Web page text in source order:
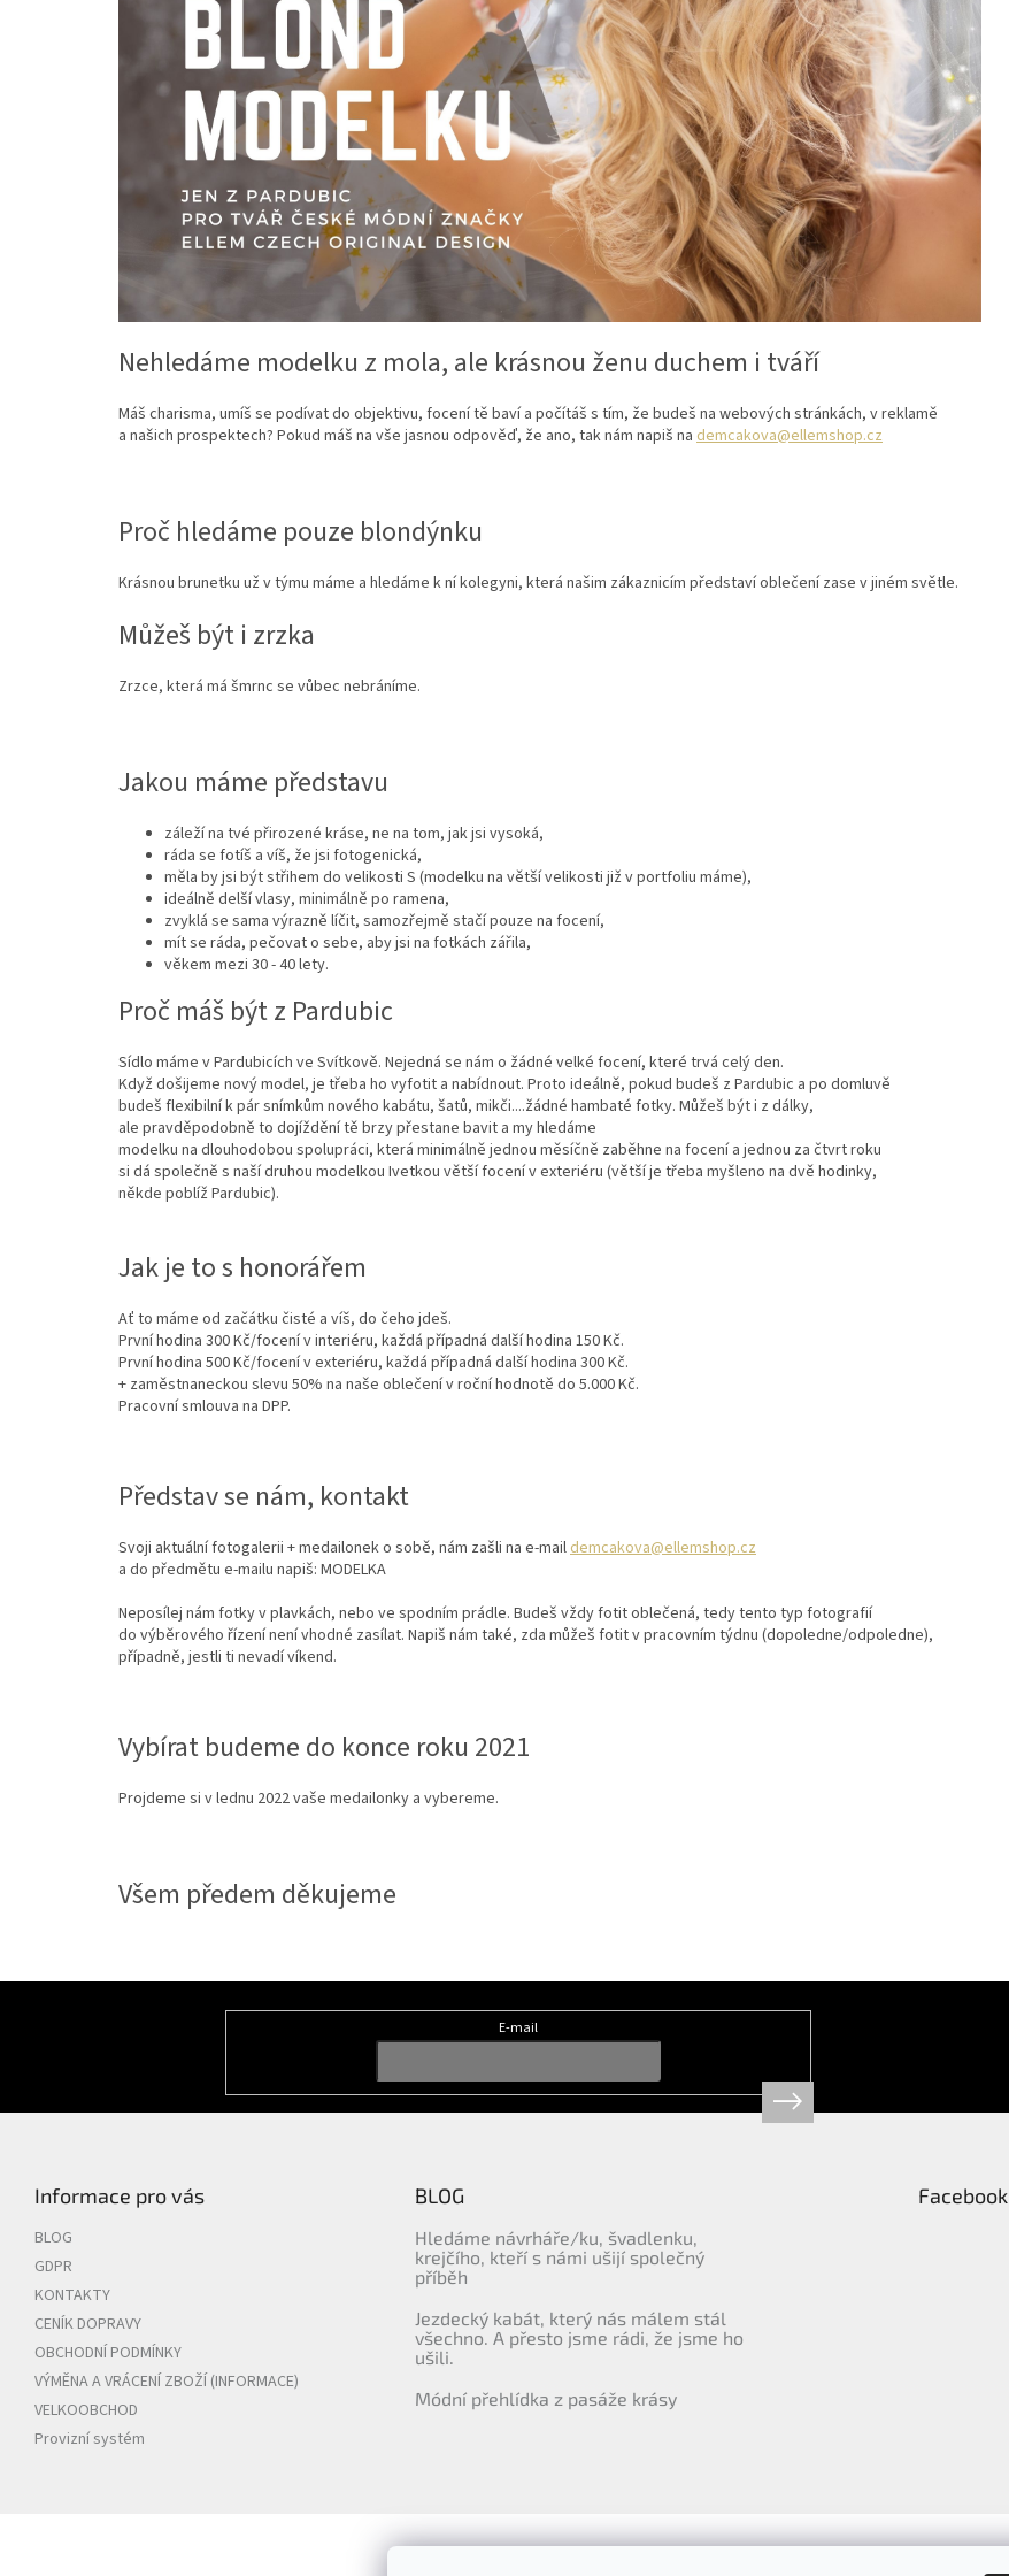
Nehledáme modelku z mola, ale krásnou ženu duchem i tváří
Máš charisma, umíš se podívat do objektivu, focení tě baví a počítáš s tím, že budeš na webových stránkách, v reklamě
a našich prospektech? Pokud máš na vše jasnou odpověď, že ano, tak nám napiš na demcakova@ellemshop.cz
Proč hledáme pouze blondýnku
Krásnou brunetku už v týmu máme a hledáme k ní kolegyni, která našim zákaznicím představí oblečení zase v jiném světle.
Můžeš být i zrzka
Zrzce, která má šmrnc se vůbec nebráníme.
Jakou máme představu
záleží na tvé přirozené kráse, ne na tom, jak jsi vysoká,
ráda se fotíš a víš, že jsi fotogenická,
měla by jsi být střihem do velikosti S (modelku na větší velikosti již v portfoliu máme),
ideálně delší vlasy, minimálně po ramena,
zvyklá se sama výrazně líčit, samozřejmě stačí pouze na focení,
mít se ráda, pečovat o sebe, aby jsi na fotkách zářila,
věkem mezi 30 - 40 lety.
Proč máš být z Pardubic
Sídlo máme v Pardubicích ve Svítkově. Nejedná se nám o žádné velké focení, které trvá celý den.
Když došijeme nový model, je třeba ho vyfotit a nabídnout. Proto ideálně, pokud budeš z Pardubic a po domluvě
budeš flexibilní k pár snímkům nového kabátu, šatů, mikči....žádné hambaté fotky. Můžeš být i z dálky,
ale pravděpodobně to dojíždění tě brzy přestane bavit a my hledáme
modelku na dlouhodobou spolupráci, která minimálně jednou měsíčně zaběhne na focení a jednou za čtvrt roku
si dá společně s naší druhou modelkou Ivetkou větší focení v exteriéru (větší je třeba myšleno na dvě hodinky,
někde poblíž Pardubic).
Jak je to s honorářem
Ať to máme od začátku čisté a víš, do čeho jdeš.
První hodina 300 Kč/focení v interiéru, každá případná další hodina 150 Kč.
První hodina 500 Kč/focení v exteriéru, každá případná další hodina 300 Kč.
+ zaměstnaneckou slevu 50% na naše oblečení v roční hodnotě do 5.000 Kč.
Pracovní smlouva na DPP.
Představ se nám, kontakt
Svoji aktuální fotogalerii + medailonek o sobě, nám zašli na e-maildemcakova@ellemshop.cz
a do předmětu e-mailu napiš: MODELKA
Neposílej nám fotky v plavkách, nebo ve spodním prádle. Budeš vždy fotit oblečená, tedy tento typ fotografií
do výběrového řízení není vhodné zasílat. Napiš nám také, zda můžeš fotit v pracovním týdnu (dopoledne/odpoledne),
případně, jestli ti nevadí víkend.
Vybírat budeme do konce roku 2021
Projdeme si v lednu 2022 vaše medailonky a vybereme.
Všem předem děkujeme
í
E-mail
Informace pro vás
BLOG
GDPR
KONTAKTY
CENÍK DOPRAVY
OBCHODNÍ PODMÍNKY
VÝMĚNA A VRÁCENÍ ZBOŽÍ (INFORMACE)
VELKOOBCHOD
Provizní systém
BLOG
Hledáme návrháře/ku, švadlenku,
krejčího, kteří s námi ušijí společný
příběh
Jezdecký kabát, který nás málem stál
všechno. A přesto jsme rádi, že jsme ho
ušili.
Módní přehlídka z pasáže krásy
Facebook